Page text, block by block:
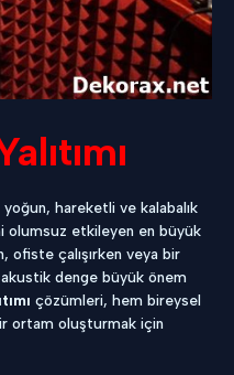
yoğun, hareketli ve kalabalık
olumsuz etkileyen en büyük
ofiste çalışırken veya bir
denge büyük önem
çözümleri, hem bireysel
ortam oluşturmak için